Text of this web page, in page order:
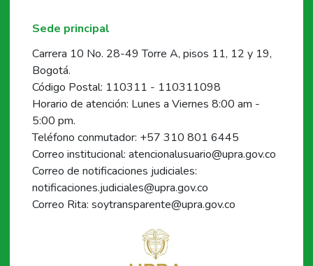
Sede principal
Carrera 10 No. 28-49 Torre A, pisos 11, 12 y 19,
Bogotá.
Código Postal: 110311 - 110311098
Horario de atención: Lunes a Viernes 8:00 am -
5:00 pm.
Teléfono conmutador: +57 310 801 6445
Correo institucional: atencionalusuario@upra.gov.co
Correo de notificaciones judiciales:
notificaciones.judiciales@upra.gov.co
Correo Rita: soytransparente@upra.gov.co